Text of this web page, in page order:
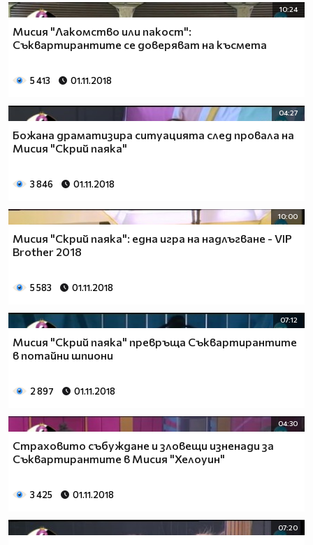
10:24
Мисия "Лакомство или пакост":
Съквартирантите се доверяват на късмета
5 413 01.11.2018
04:27
Божана драматизира ситуацията след провала на
Мисия "Скрий паяка"
3 846 01.11.2018
10:00
Мисия "Скрий паяка": една игра на надлъгване - VIP
Brother 2018
5 583 01.11.2018
07:12
Мисия "Скрий паяка" превръща Съквартирантите
в потайни шпиони
2 897 01.11.2018
04:30
Страховито събуждане и зловещи изненади за
Съквартирантите в Мисия "Хелоуин"
3 425 01.11.2018
07:20